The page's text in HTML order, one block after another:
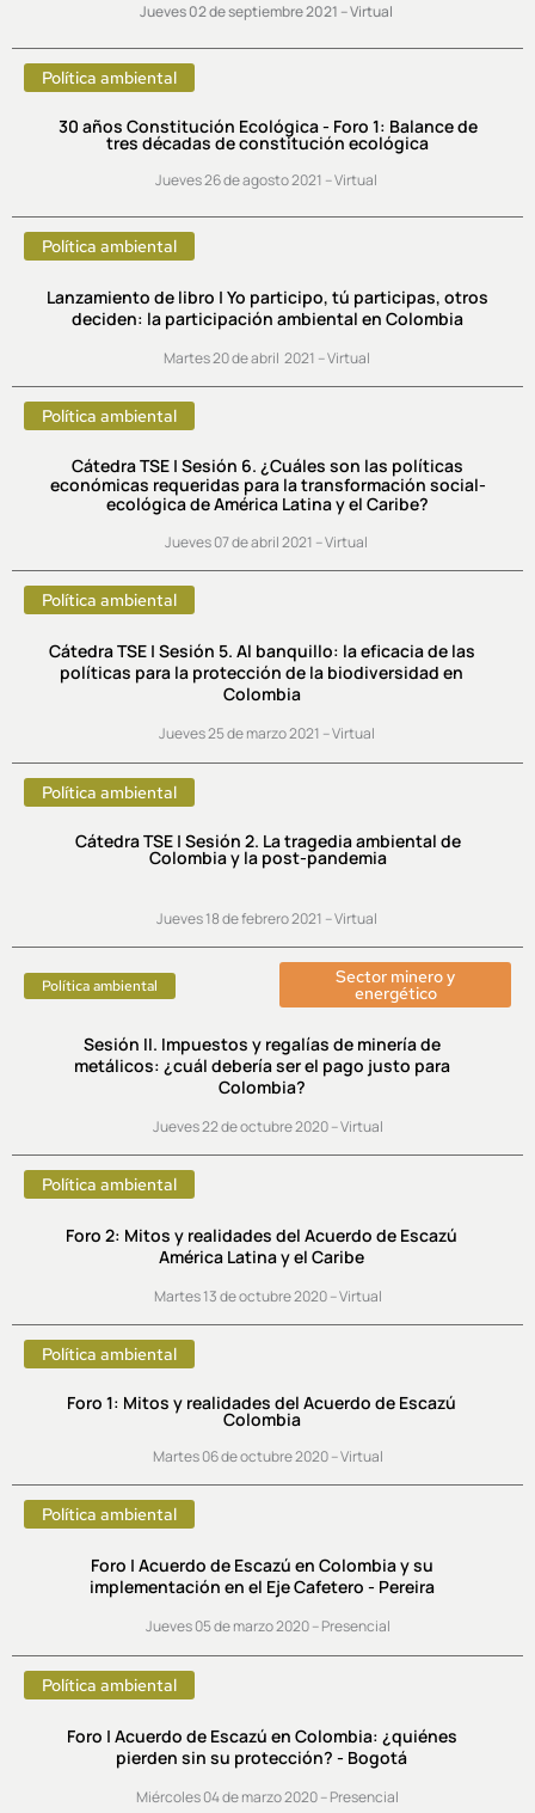
Jueves 02 de septiembre2021 – Virtual
Política ambiental
30 años Constitución Ecológica - Foro 1: Balance de
tres décadas de constitución ecológica
Jueves 26 de agosto 2021 – Virtual
Política ambiental
Lanzamiento de libro | Yo participo, tú participas, otros
deciden: la participación ambiental en Colombia
Martes 20 de abril 2021 – Virtual
Política ambiental
Cátedra TSE | Sesión 6. ¿Cuáles son las políticas
económicas requeridas para la transformación social-
ecológica de América Latina y el Caribe?
Jueves 07 de abril 2021 – Virtual
Política ambiental
Cátedra TSE | Sesión 5. Al banquillo: la eficacia de las
políticas para la protección de la biodiversidad en
Colombia
Jueves 25 de marzo 2021 – Virtual
Política ambiental
Cátedra TSE | Sesión 2. La tragedia ambiental de
Colombia y la post-pandemia
Jueves 18 de febrero 2021 – Virtual
Política ambiental Sector minero y
energético
Sesión II. Impuestos y regalías de minería de
metálicos: ¿cuál debería ser el pago justo para
Colombia?
Jueves 22 de octubre 2020 – Virtual
Política ambiental
Foro 2: Mitos y realidades del Acuerdo de Escazú
América Latina y el Caribe
Martes 13 de octubre 2020 – Virtual
Política ambiental
Foro 1: Mitos y realidades del Acuerdo de Escazú
Colombia
Martes 06 de octubre 2020 – Virtual
Política ambiental
Foro | Acuerdo de Escazú en Colombia y su
implementación en el Eje Cafetero - Pereira
Jueves 05 de marzo 2020 – Presencial
Política ambiental
Foro | Acuerdo de Escazú en Colombia: ¿quiénes
pierden sin su protección? - Bogotá
Miércoles 04 de marzo 2020 – Presencial